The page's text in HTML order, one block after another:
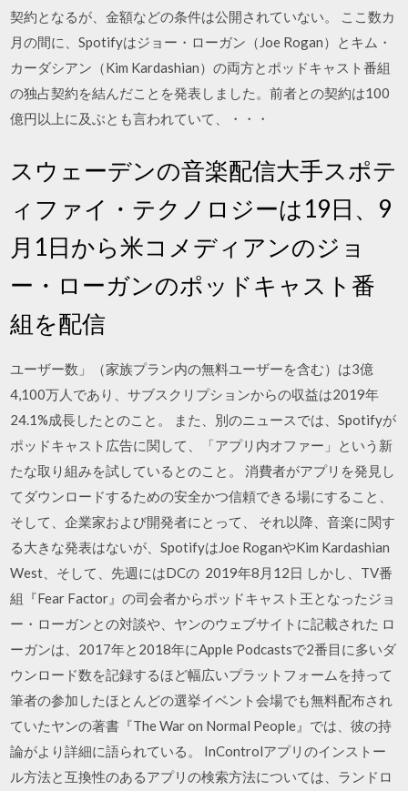
契約となるが、金額などの条件は公開されていない。 ここ数カ
月の間に、Spotifyはジョー・ローガン（Joe Rogan）とキム・
カーダシアン（Kim Kardashian）の両方とポッドキャスト番組
の独占契約を結んだことを発表しました。前者との契約は100
億円以上に及ぶとも言われていて、・・・
スウェーデンの音楽配信大手スポテ
ィファイ・テクノロジーは19日、9
月1日から米コメディアンのジョ
ー・ローガンのポッドキャスト番
組を配信
ユーザー数」（家族プラン内の無料ユーザーを含む）は3億
4,100万人であり、サブスクリプションからの収益は2019年
24.1%成長したとのこと。 また、別のニュースでは、Spotifyが
ポッドキャスト広告に関して、「アプリ内オファー」という新
たな取り組みを試しているとのこと。 消費者がアプリを発見し
てダウンロードするための安全かつ信頼できる場にすること、
そして、企業家および開発者にとって、 それ以降、音楽に関す
る大きな発表はないが、SpotifyはJoe RoganやKim Kardashian
West、そして、先週にはDCの 2019年8月12日 しかし、TV番
組『Fear Factor』の司会者からポッドキャスト王となったジョ
ー・ローガンとの対談や、ヤンのウェブサイトに記載された ロ
ーガンは、2017年と2018年にApple Podcastsで2番目に多いダ
ウンロード数を記録するほど幅広いプラットフォームを持って
筆者の参加したほとんどの選挙イベント会場でも無料配布され
ていたヤンの著書『The War on Normal People』では、彼の持
論がより詳細に語られている。 InControlアプリのインストー
ル方法と互換性のあるアプリの検索方法については、ランドロ